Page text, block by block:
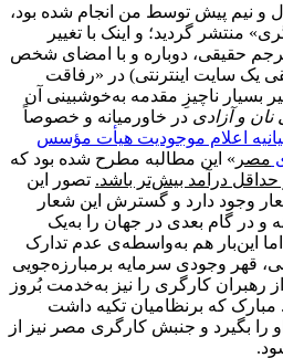
و نیم پیش توسط من انجام شده بود،
منتشر گردید؛ و اینک با تغییر
حقیقی، دوباره و با امضای شخص
سایت اینترنتی) در «رفاقت
بسیار ناچیزِ مقدمه به‌خوشبینی آن
نان و آزادی در خاورمیانه و خصوصاً
اعلام موجودیت هیأت مؤسس
مصر » این مطالبه مطرح شده بود که
تصور این
وجود دارد و گسترش این شعار
و در گام بعدی در جهان را به‌یک
این‌بار هم به‌واسطه‌ی عدم تدارک
قهر وجودی سرمایه برمبارزه‌جویی
رهبران کارگری را نیز به‌خدمت بُروز
که برنظامیان تکیه داشت
را بگیرد و جنبش کارگری مصر نیز از